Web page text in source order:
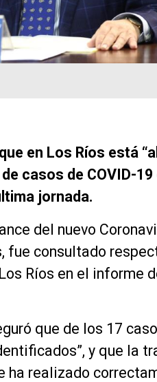
en Los Ríos está
casos de COVID-19
jornada.
del nuevo
fue consultado
Ríos en el informe
que de los 17
y que la
ha realizado